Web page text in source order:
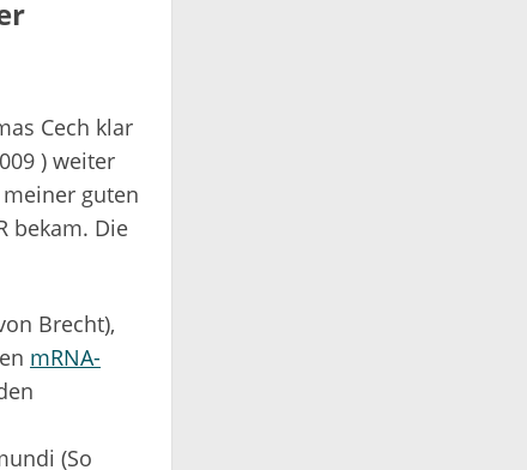
Cech klar
) weiter
guten
bekam. Die
Brecht),
mRNA-
(So